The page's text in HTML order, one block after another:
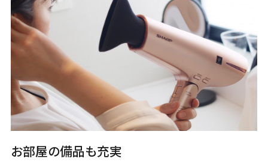
お部屋の備品も充実